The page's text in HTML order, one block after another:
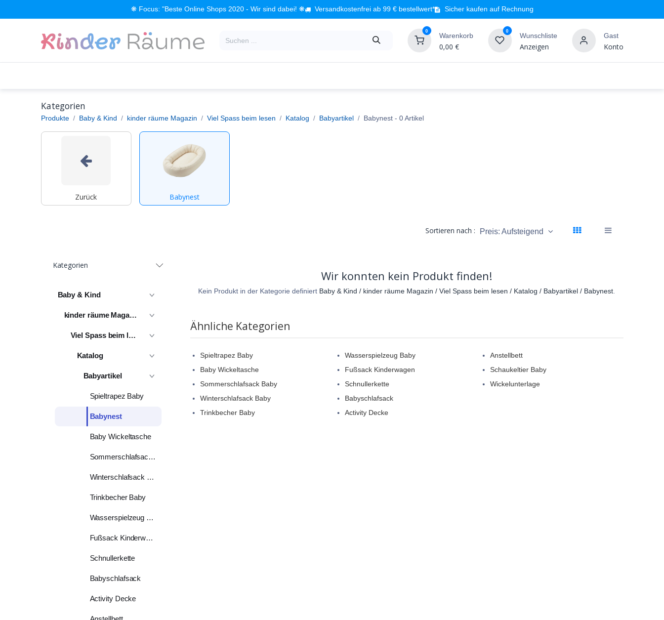
❋ Focus: "Beste Online Shops 2020 - Wir sind dabei! ❋ Versandkostenfrei ab 99 € bestellwert* Sicher kaufen auf Rechnung
0
Warenkorb
0,00 €
0
Wunschliste
Anzeigen
Gast
Konto
Kategorien
Produkte Baby & Kind kinder räume Magazin Viel Spass beim lesen Katalog Babyartikel Babynest- 0 Artikel
Zurück Babynest
Sortieren nach : Preis: Aufsteigend
Kategorien
Baby & Kind
kinder räume Magazin
Viel Spass beim lesen
Katalog
Babyartikel
Spieltrapez Baby
Babynest
Baby Wickeltasche
Sommerschlafsack Baby
Winterschlafsack Baby
Trinkbecher Baby
Wasserspielzeug Baby
Fußsack Kinderwagen
Schnullerkette
Babyschlafsack
Activity Decke
Wir konnten kein Produkt finden!
Kein Produkt in der Kategorie definiert Baby & Kind / kinder räume Magazin / Viel Spass beim lesen / Katalog / Babyartikel / Babynest
Ähnliche Kategorien
Spieltrapez Baby
Baby Wickeltasche
Sommerschlafsack Baby
Winterschlafsack Baby
Trinkbecher Baby
Wasserspielzeug Baby
Fußsack Kinderwagen
Schnullerkette
Babyschlafsack
Activity Decke
Anstellbett
Schaukeltier Baby
Wickelunterlage